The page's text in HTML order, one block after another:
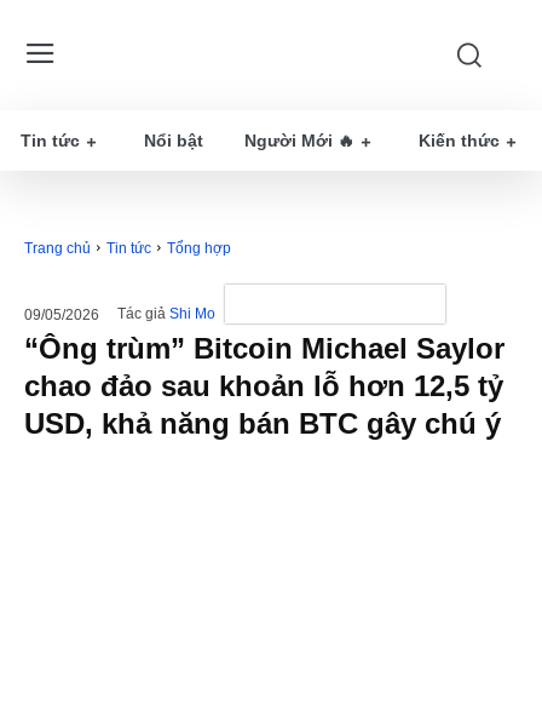
Tin tức Nổi bật Người Mới 🔥 Kiến thức
Trang chủ Tin tức Tổng hợp
09/05/2026 Tác giả Shi Mo
“Ông trùm” Bitcoin Michael Saylor
chao đảo sau khoản lỗ hơn 12,5 tỷ
USD, khả năng bán BTC gây chú ý